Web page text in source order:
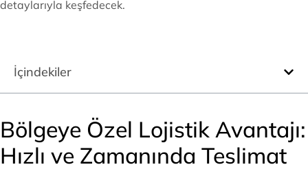
detaylarıyla keşfedecek.
İçindekiler
Bölgeye Özel Lojistik Avantajı:
Hızlı ve Zamanında Teslimat